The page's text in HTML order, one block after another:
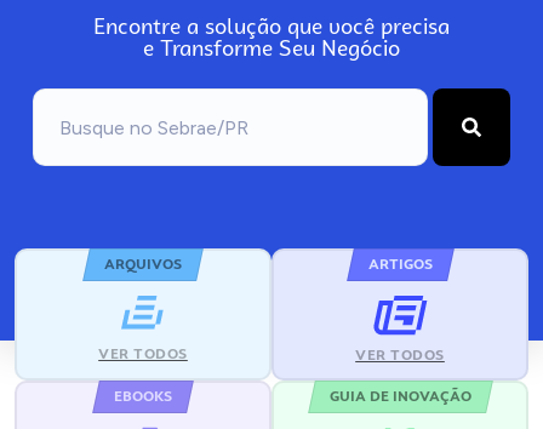
Encontre a solução que você precisa
e Transforme Seu Negócio
ARQUIVOS
VER TODOS
ARTIGOS
VER TODOS
EBOOKS GUIA DE INOVAÇÃO